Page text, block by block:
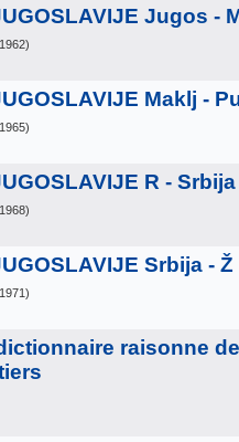
Jugos -
, 1962)
Maklj -
, 1965)
R - Srbija
, 1968)
Srbija - Ž
, 1971)
raisonne